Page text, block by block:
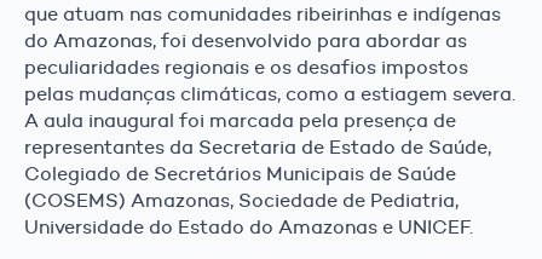
que atuam nas comunidades ribeirinhas e indígenas
do Amazonas, foi desenvolvido para abordar as
peculiaridades regionais e os desafios impostos
pelas mudanças climáticas, como a estiagem severa.
A aula inaugural foi marcada pela presença de
representantes da Secretaria de Estado de Saúde,
Colegiado de Secretários Municipais de Saúde
(COSEMS) Amazonas, Sociedade de Pediatria,
Universidade do Estado do Amazonas e UNICEF.